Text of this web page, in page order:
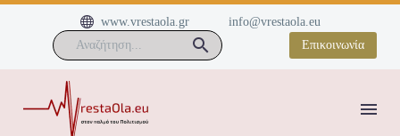

 www.vrestaola.gr
info@vrestaola.eu
Επικοινωνία